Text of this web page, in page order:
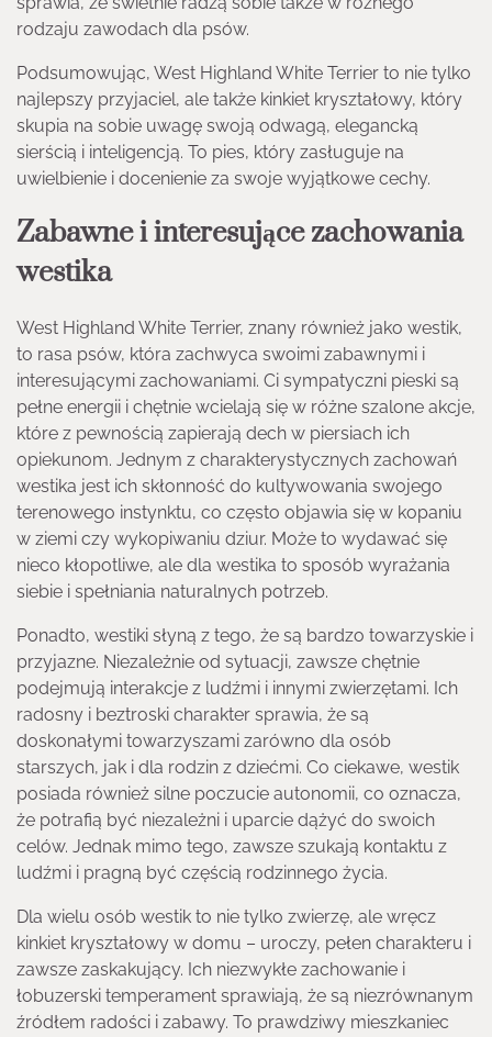
rodzaju zawodach dla psów.
Podsumowując, West Highland White Terrier to nie tylko
najlepszy przyjaciel, ale także kinkiet kryształowy, który
skupia na sobie uwagę swoją odwagą, elegancką
sierścią i inteligencją. To pies, który zasługuje na
uwielbienie i docenienie za swoje wyjątkowe cechy.
Zabawne i interesujące zachowania
westika
West Highland White Terrier, znany również jako westik,
to rasa psów, która zachwyca swoimi zabawnymi i
interesującymi zachowaniami. Ci sympatyczni pieski są
pełne energii i chętnie wcielają się w różne szalone akcje,
które z pewnością zapierają dech w piersiach ich
opiekunom. Jednym z charakterystycznych zachowań
westika jest ich skłonność do kultywowania swojego
terenowego instynktu, co często objawia się w kopaniu
w ziemi czy wykopiwaniu dziur. Może to wydawać się
nieco kłopotliwe, ale dla westika to sposób wyrażania
siebie i spełniania naturalnych potrzeb.
Ponadto, westiki słyną z tego, że są bardzo towarzyskie i
przyjazne. Niezależnie od sytuacji, zawsze chętnie
podejmują interakcje z ludźmi i innymi zwierzętami. Ich
radosny i beztroski charakter sprawia, że są
doskonałymi towarzyszami zarówno dla osób
starszych, jak i dla rodzin z dziećmi. Co ciekawe, westik
posiada również silne poczucie autonomii, co oznacza,
że potrafią być niezależni i uparcie dążyć do swoich
celów. Jednak mimo tego, zawsze szukają kontaktu z
ludźmi i pragną być częścią rodzinnego życia.
Dla wielu osób westik to nie tylko zwierzę, ale wręcz
kinkiet kryształowy w domu – uroczy, pełen charakteru i
zawsze zaskakujący. Ich niezwykłe zachowanie i
łobuzerski temperament sprawiają, że są niezrównanym
źródłem radości i zabawy. To prawdziwy mieszkaniec